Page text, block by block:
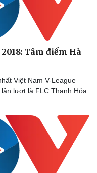
Tâm điểm Hà
Việt Nam V-League
lượt là FLC Thanh Hóa